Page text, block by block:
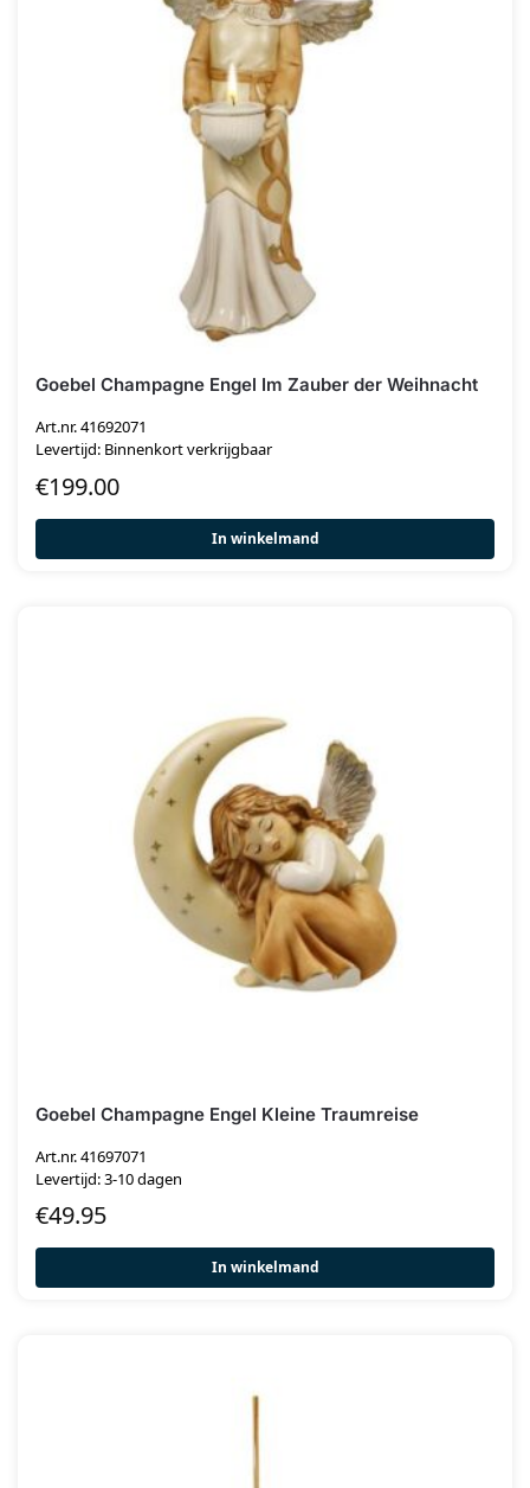
Goebel Champagne Engel Im Zauber der Weihnacht
Art.nr. 41692071
Levertijd: Binnenkort verkrijgbaar
€199.00
In winkelmand
Goebel Champagne Engel Kleine Traumreise
Art.nr. 41697071
Levertijd: 3-10 dagen
€49.95
In winkelmand